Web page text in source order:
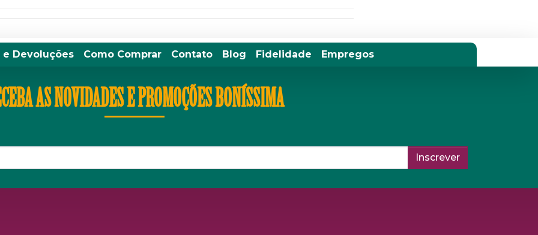
e Devoluções Como Comprar Contato Blog Fidelidade Empregos
AS NOVIDADES E PROMOÇÕES BONÍSSIMA
Inscrever